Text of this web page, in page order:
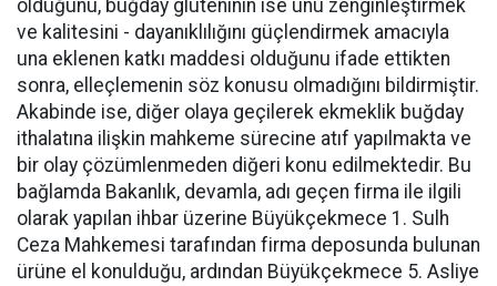
olduğunu, buğday gluteninin ise unu zenginleştirmek
ve kalitesini - dayanıklılığını güçlendirmek amacıyla
una eklenen katkı maddesi olduğunu ifade ettikten
sonra, elleçlemenin söz konusu olmadığını bildirmiştir.
Akabinde ise, diğer olaya geçilerek ekmeklik buğday
ithalatına ilişkin mahkeme sürecine atıf yapılmakta ve
bir olay çözümlenmeden diğeri konu edilmektedir. Bu
bağlamda Bakanlık, devamla, adı geçen firma ile ilgili
olarak yapılan ihbar üzerine Büyükçekmece 1. Sulh
Ceza Mahkemesi tarafından firma deposunda bulunan
ürüne el konulduğu, ardından Büyükçekmece 5. Asliye